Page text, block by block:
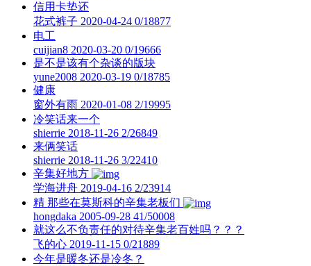
信用卡垫还
花式裤子 2020-04-24 0/18877
电工
cuijian8 2020-03-20 0/19666
是不是该有个杂谈的版块
yune2008 2020-03-19 0/18785
健康
窗外有雨 2020-01-08 2/19995
冷笑话来一个
shierrie 2018-11-26 2/26849
来俩笑话
shierrie 2018-11-26 3/22410
辛集好地方
学海进舟 2019-04-16 2/23914
精 那些在莫斯科的辛集老板们
hongdaka 2005-09-28 41/50008
就这么不负责任的对待辛集老百姓吗？？？
飞的心 2019-11-15 0/21889
今年是暖冬还是冷冬？